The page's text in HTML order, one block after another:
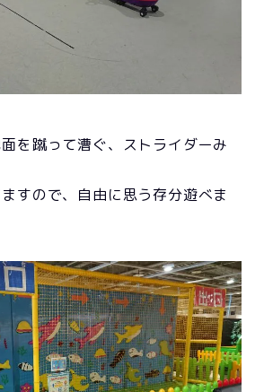
を蹴って漕ぐ、ストライダーみ
すので、自由に思う存分遊べま